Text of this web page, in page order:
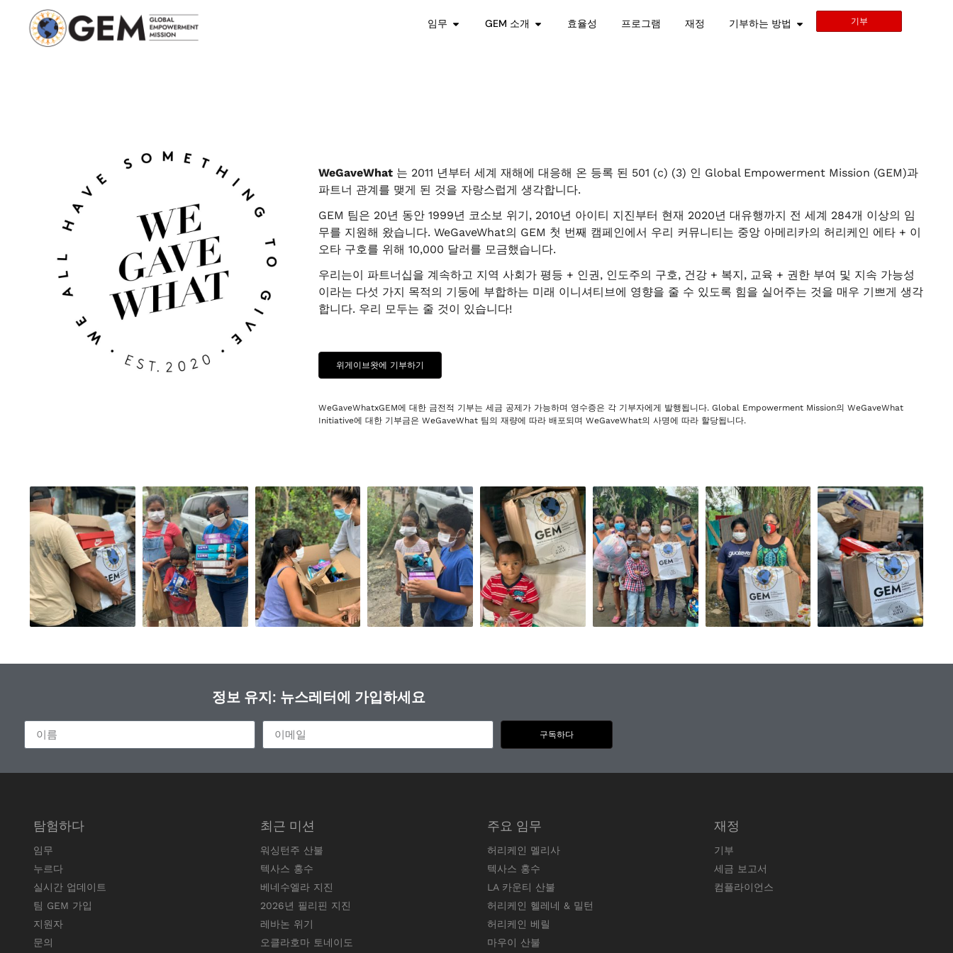
임무 GEM 소개 효율성 프로그램 재정 기부하는 방법 기부
WeGaveWhat 는 2011 년부터 세계 재해에 대응해 온 등록 된 501 (c) (3) 인 Global Empowerment Mission (GEM)과
파트너 관계를 맺게 된 것을 자랑스럽게 생각합니다.
GEM 팀은 20년 동안 1999년 코소보 위기, 2010년 아이티 지진부터 현재 2020년 대유행까지 전 세계 284개 이상의 임
무를 지원해 왔습니다. WeGaveWhat의 GEM 첫 번째 캠페인에서 우리 커뮤니티는 중앙 아메리카의 허리케인 에타 + 이
오타 구호를 위해 10,000 달러를 모금했습니다.
우리는이 파트너십을 계속하고 지역 사회가 평등 + 인권, 인도주의 구호, 건강 + 복지, 교육 + 권한 부여 및 지속 가능성
이라는 다섯 가지 목적의 기둥에 부합하는 미래 이니셔티브에 영향을 줄 수 있도록 힘을 실어주는 것을 매우 기쁘게 생각
합니다. 우리 모두는 줄 것이 있습니다!
위게이브왓에 기부하기
WeGaveWhatxGEM에 대한 금전적 기부는 세금 공제가 가능하며 영수증은 각 기부자에게 발행됩니다. Global Empowerment Mission의 WeGaveWhat
Initiative에 대한 기부금은 WeGaveWhat 팀의 재량에 따라 배포되며 WeGaveWhat의 사명에 따라 할당됩니다.
정보 유지: 뉴스레터에 가입하세요
구독하다
탐험하다
임무
누르다
실시간 업데이트
팀 GEM 가입
지원자
문의
최근 미션
워싱턴주 산불
텍사스 홍수
베네수엘라 지진
2026년 필리핀 지진
레바논 위기
오클라호마 토네이도
주요 임무
허리케인 멜리사
텍사스 홍수
LA 카운티 산불
허리케인 헬레네 & 밀턴
허리케인 베릴
마우이 산불
재정
기부
세금 보고서
컴플라이언스